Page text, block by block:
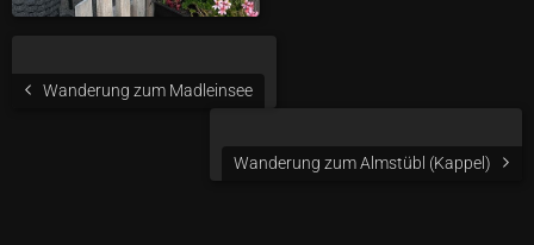
Wanderung zum Madleinsee
Wanderung zum Almstübl (Kappel)